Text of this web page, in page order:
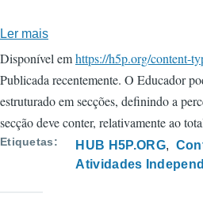
Ler mais
Texto
Estruturado
-
Exemplo
HUB
H5P.ORG
Disponível emhttps://h5p.org/content-
Publicada recentemente. O Educador
estruturado em secções, definindo a
secção deve conter, relativamente ao
Etiquetas HUB H5P.ORG
Atividades